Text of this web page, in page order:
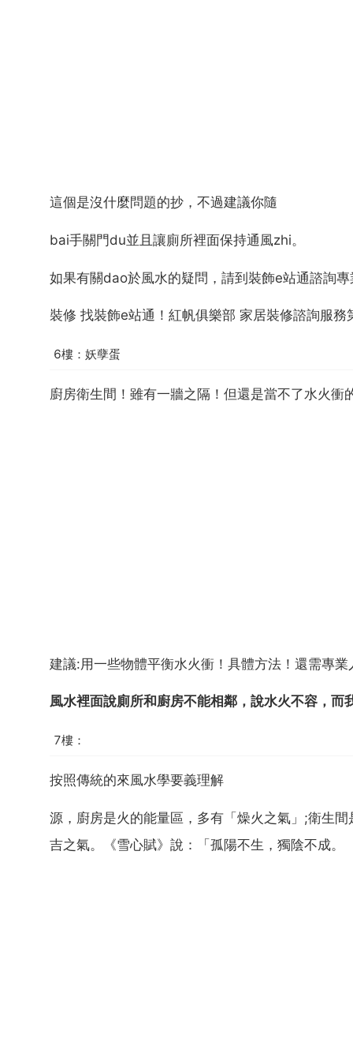
這個是沒什麼問題的抄，不過建議你隨
bai手關門du並且讓廁所裡面保持通風zhi。
如果有關dao於風水的疑問，請到裝飾e站通諮詢
裝修 找裝飾e站通！紅帆俱樂部 家居裝修諮詢服務
6樓：妖孽蛋
廚房衛生間！雖有一牆之隔！但還是當不了水火衝
建議:用一些物體平衡水火衝！具體方法！還需專業
風水裡面說廁所和廚房不能相鄰，說水火不容，
7樓：
按照傳統的來風水學要義理解
源，廚房是火的能量區，多有「燥火之氣」;衛生
吉之氣。《雪心賦》說：「孤陽不生，獨陰不成。